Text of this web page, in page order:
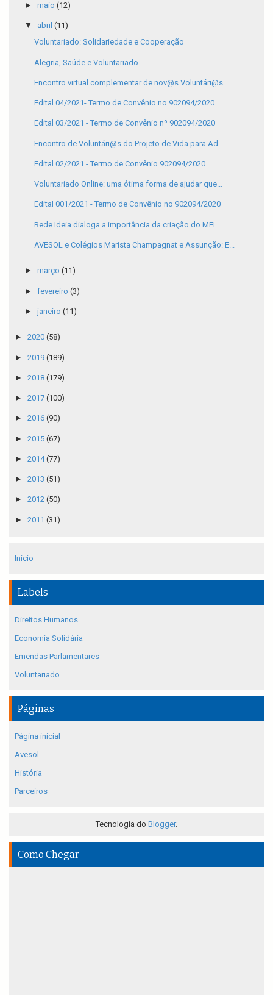
► maio (12)
▼ abril (11)
Voluntariado: Solidariedade e Cooperação
Alegria, Saúde e Voluntariado
Encontro virtual complementar de nov@s Voluntári@s...
Edital 04/2021- Termo de Convênio no 902094/2020
Edital 03/2021 - Termo de Convênio nº 902094/2020
Encontro de Voluntári@s do Projeto de Vida para Ad...
Edital 02/2021 - Termo de Convênio 902094/2020
Voluntariado Online: uma ótima forma de ajudar que...
Edital 001/2021 - Termo de Convênio no 902094/2020
Rede Ideia dialoga a importância da criação do MEI...
AVESOL e Colégios Marista Champagnat e Assunção: E...
► março (11)
► fevereiro (3)
► janeiro (11)
► 2020 (58)
► 2019 (189)
► 2018 (179)
► 2017 (100)
► 2016 (90)
► 2015 (67)
► 2014(77)
► 2013 (51)
► 2012 (50)
► 2011 (31)
Início
Labels
Direitos Humanos
Economia Solidária
Emendas Parlamentares
Voluntariado
Páginas
Página inicial
Avesol
História
Parceiros
Tecnologia do Blogger.
Como Chegar